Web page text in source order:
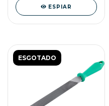
ESPIAR
ESGOTADO